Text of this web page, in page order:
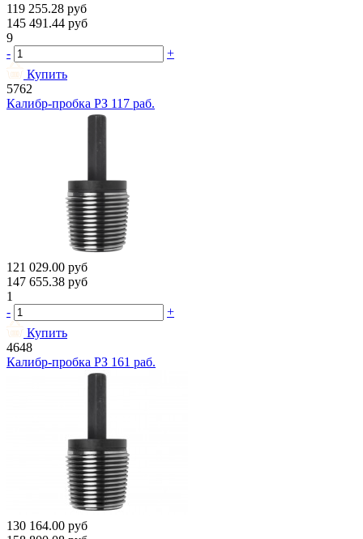
119 255.28 руб
145 491.44 руб
9
-
+
Купить
5762
Калибр-пробка РЗ 117 раб.
121 029.00 руб
147 655.38 руб
1
-
+
Купить
4648
Калибр-пробка РЗ 161 раб.
130 164.00 руб